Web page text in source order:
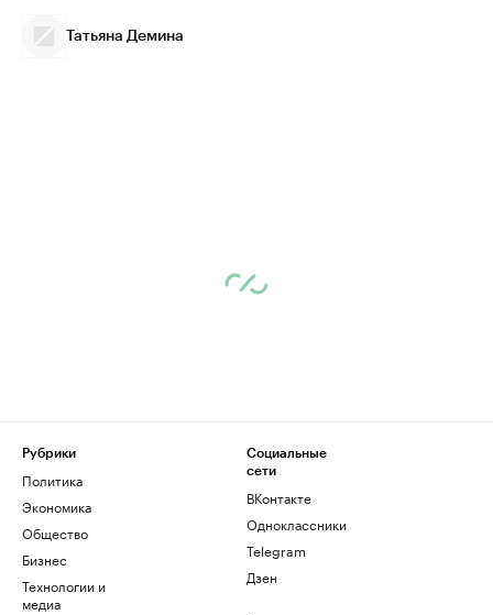
Татьяна Демина
Рубрики
Политика
Экономика
Общество
Бизнес
Технологии и
медиа
Социальные
сети
ВКонтакте
Одноклассники
Telegram
Дзен